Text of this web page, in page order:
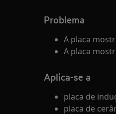
Problema
A placa
A placa
Aplica-se a
placa de
placa de